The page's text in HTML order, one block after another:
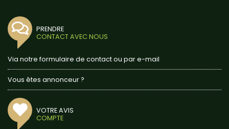
PRENDRE
CONTACT AVEC NOUS
Via notre formulaire de contact ou par e-mail
Vous êtes annonceur ?
VOTRE AVIS
COMPTE